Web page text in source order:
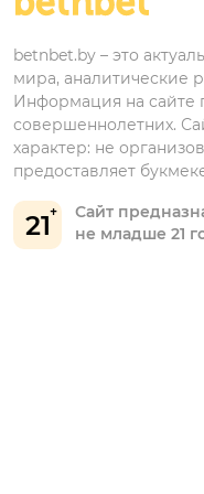
Бонусы Бетера
Бонусы Винлайн
Марафонбет
21
Сайт
не младше 21
betnbet.by – это
мира, аналитические
Информация на сайте
совершеннолетних.
характер: не
предоставляет